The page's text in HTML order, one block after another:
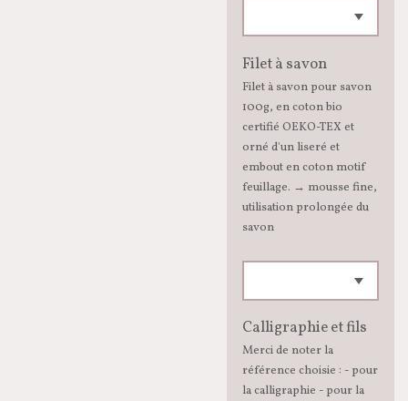
Filet à savon
Filet à savon pour savon
100g, en coton bio
certifié OEKO-TEX et
orné d'un liseré et
embout en coton motif
feuillage. → mousse fine,
utilisation prolongée du
savon
Calligraphie et fils
Merci de noter la
référence choisie : - pour
la calligraphie - pour la